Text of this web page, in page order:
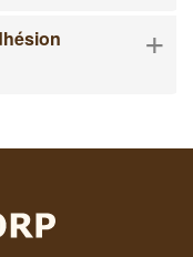
+